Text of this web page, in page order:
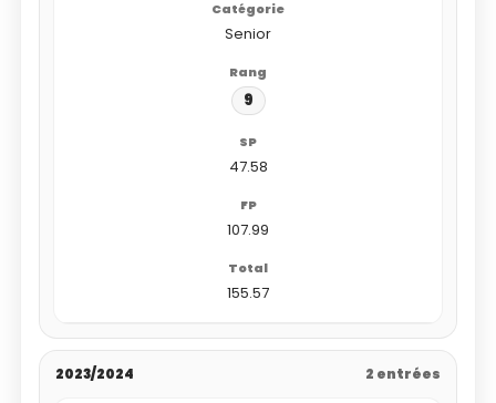
Senior
9
47.58
107.99
155.57
2023/2024 2 entrées